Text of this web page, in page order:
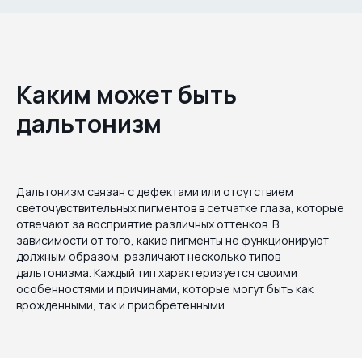
Каким может быть
дальтонизм
Дальтонизм связан с дефектами или отсутствием
светочувствительных пигментов в сетчатке глаза, которые
отвечают за восприятие различных оттенков. В
зависимости от того, какие пигменты не функционируют
должным образом, различают несколько типов
дальтонизма. Каждый тип характеризуется своими
особенностями и причинами, которые могут быть как
врожденными, так и приобретенными.